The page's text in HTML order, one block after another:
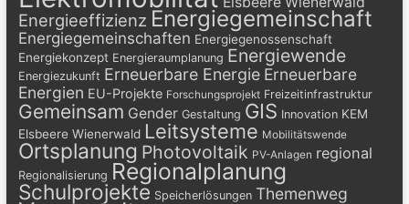
Energieeffizienz Energiegemeinschaft
Energiegemeinschaften Energiegenossenschaft
Energiekonzept Energieraumplanung Energiewende
Energiezukunft Erneuerbare Energie Erneuerbare
Energien EU-Projekte Forschungsprojekt Freizeitinfrastruktur
Gemeinsam Gender Gestaltung GIS Innovation KEM
Elsbeere Wienerwald Leitsysteme Mobilitätswende
Ortsplanung Photovoltaik PV-Anlagen regional
Regionalisierung Regionalplanung
Schulprojekte Speicherlösungen Themenweg